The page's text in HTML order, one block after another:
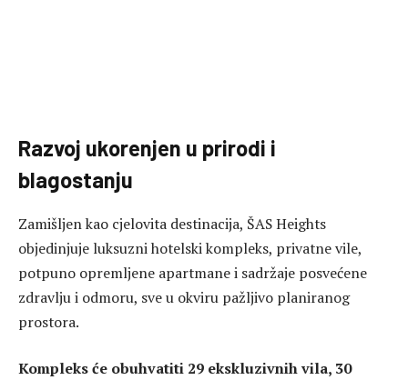
Razvoj ukorenjen u prirodi i
blagostanju
Zamišljen kao cjelovita destinacija, ŠAS Heights
objedinjuje luksuzni hotelski kompleks, privatne vile,
potpuno opremljene apartmane i sadržaje posvećene
zdravlju i odmoru, sve u okviru pažljivo planiranog
prostora.
Kompleks će obuhvatiti 29 ekskluzivnih vila, 30